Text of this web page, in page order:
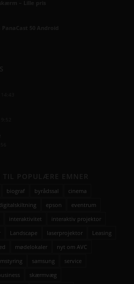
biograf byrådssal
cinema
epson
eventrum
interaktivitet
interaktiv projektor
Landscape laserprojektor
Leasing
mødelokaler
nyt om AVC
samsung
service
skærmvæg